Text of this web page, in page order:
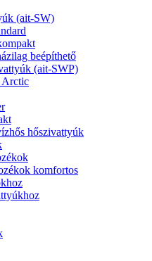
(ait-SW)
beépíthető
(ait-SWP)
Arctic
hőszivattyúk
komfortos